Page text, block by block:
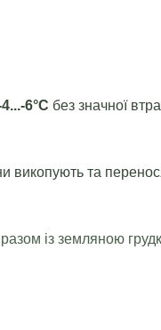
6°C без значної
викопують та
із земляною